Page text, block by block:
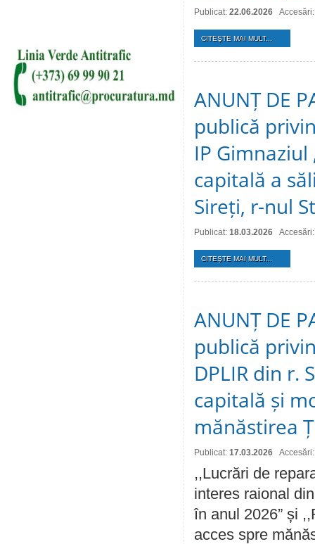
Publicat: 22.06.2026
CITEŞTE MAI MULT...
ANUNȚ DE
publică
IP Gimnaziul
capitală a
Sireți, r-nul
Publicat: 18.03.2026
CITEŞTE MAI MULT...
ANUNȚ DE
publică
DPLIR din r.
capitală și
mănăstirea
Publicat: 17.03.2026
,,Lucrări de
interes raional
în anul 2026” și
acces spre